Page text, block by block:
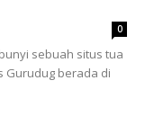
0
sebuah situs tua
Gurudug berada di